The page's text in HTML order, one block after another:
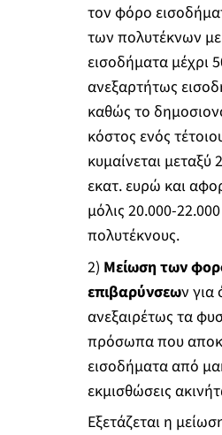
τον φόρο
των πολυτέκνων με
εισοδήματα μέχρι
ανεξαρτήτως
καθώς το
κόστος ενός
κυμαίνεται μεταξύ
εκατ. ευρώ και
μόλις 20.000-22.000
πολυτέκνους.
2) Μείωση των
επιβαρύνσεων για
ανεξαιρέτως τα
πρόσωπα που
εισοδήματα από
εκμισθώσεις
Εξετάζεται η